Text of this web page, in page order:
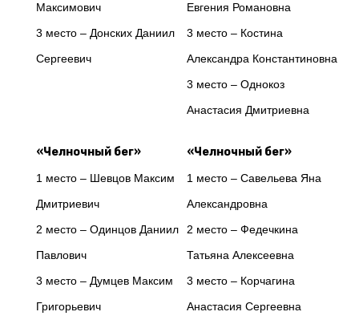
Максимович
3 место – Донских Даниил
Сергеевич
Евгения Романовна
3 место – Костина
Александра Константиновна
3 место – Однокоз
Анастасия Дмитриевна
«Челночный бег»
1 место – Шевцов Максим
Дмитриевич
2 место – Одинцов Даниил
Павлович
3 место – Думцев Максим
Григорьевич
«Челночный бег»
1 место – Савельева Яна
Александровна
2 место – Федечкина
Татьяна Алексеевна
3 место – Корчагина
Анастасия Сергеевна